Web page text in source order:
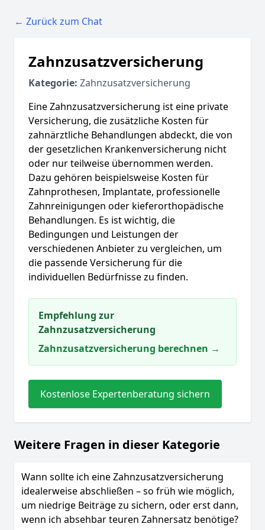
← Zurück zum Chat
Zahnzusatzversicherung
Kategorie: Zahnzusatzversicherung
Eine Zahnzusatzversicherung ist eine private
Versicherung, die zusätzliche Kosten für
zahnärztliche Behandlungen abdeckt, die von
der gesetzlichen Krankenversicherung nicht
oder nur teilweise übernommen werden.
Dazu gehören beispielsweise Kosten für
Zahnprothesen, Implantate, professionelle
Zahnreinigungen oder kieferorthopädische
Behandlungen. Es ist wichtig, die
Bedingungen und Leistungen der
verschiedenen Anbieter zu vergleichen, um
die passende Versicherung für die
individuellen Bedürfnisse zu finden.
Empfehlung zur
Zahnzusatzversicherung
Zahnzusatzversicherung berechnen →
Kostenlose Expertenberatung sichern
Weitere Fragen in dieser Kategorie
Wann sollte ich eine Zahnzusatzversicherung
idealerweise abschließen – so früh wie möglich,
um niedrige Beiträge zu sichern, oder erst dann,
wenn ich absehbar teuren Zahnersatz benötige?